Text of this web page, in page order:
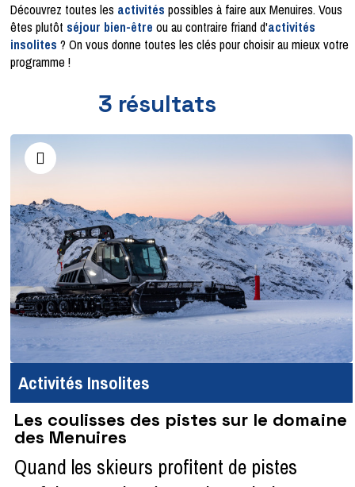
Découvrez toutes les activités possibles à faire aux Menuires. Vous
êtes plutôt séjour bien-être ou au contraire friand d'activités
insolites ? On vous donne toutes les clés pour choisir au mieux votre
programme !
3 résultats
Activités Insolites
Les coulisses des pistes sur le domaine
des Menuires
Quand les skieurs profitent de pistes